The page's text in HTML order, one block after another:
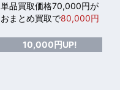
単品買取価格70,000円が
おまとめ買取で80,000円
10,000円UP!